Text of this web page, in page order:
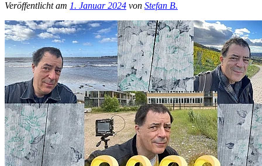
Veröffentlicht am 1. Januar 2024 von Stefan B.